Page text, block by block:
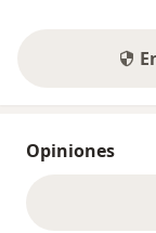
Opiniones